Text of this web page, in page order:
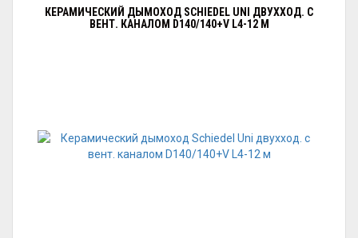
КЕРАМИЧЕСКИЙ ДЫМОХОД SCHIEDEL UNI ДВУХХОД. С
ВЕНТ. КАНАЛОМ D140/140+V L4-12 М